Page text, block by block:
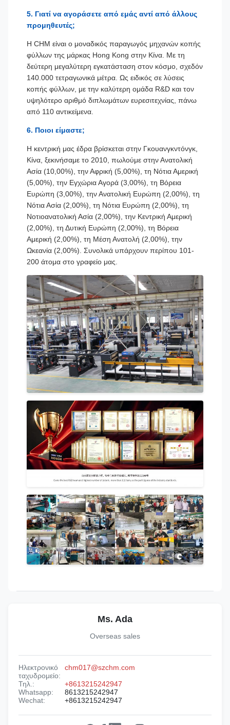
5. Γιατί να αγοράσετε από εμάς αντί από άλλους
προμηθευτές;
Η CHM είναι ο μοναδικός παραγωγός μηχανών κοπής
φύλλων της μάρκας Hong Kong στην Κίνα. Με τη
δεύτερη μεγαλύτερη εγκατάσταση στον κόσμο, σχεδόν
140.000 τετραγωνικά μέτρα. Ως ειδικός σε λύσεις
κοπής φύλλων, με την καλύτερη ομάδα R&D και τον
υψηλότερο αριθμό διπλωμάτων ευρεσιτεχνίας, πάνω
από 110 αντικείμενα.
6. Ποιοι είμαστε;
Η κεντρική μας έδρα βρίσκεται στην Γκουανγκντόνγκ,
Κίνα, ξεκινήσαμε το 2010, πωλούμε στην Ανατολική
Ασία (10,00%), την Αφρική (5,00%), τη Νότια Αμερική
(5,00%), την Εγχώρια Αγορά (3,00%), τη Βόρεια
Ευρώπη (3,00%), την Ανατολική Ευρώπη (2,00%), τη
Νότια Ασία (2,00%), τη Νότια Ευρώπη (2,00%), τη
Νοτιοανατολική Ασία (2,00%), την Κεντρική Αμερική
(2,00%), τη Δυτική Ευρώπη (2,00%), τη Βόρεια
Αμερική (2,00%), τη Μέση Ανατολή (2,00%), την
Ωκεανία (2,00%). Συνολικά υπάρχουν περίπου 101-
200 άτομα στο γραφείο μας.
Ms. Ada
Overseas sales
Ηλεκτρονικό
ταχυδρομείο:
chm017@szchm.com
Τηλ.:
+8613215242947
Whatsapp:
8613215242947
Wechat:
+8613215242947